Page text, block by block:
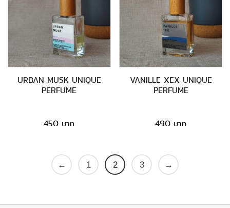
URBAN MUSK UNIQUE
PERFUME
450
VANILLE XEX UNIQUE
PERFUME
490
← 1 2 3 →